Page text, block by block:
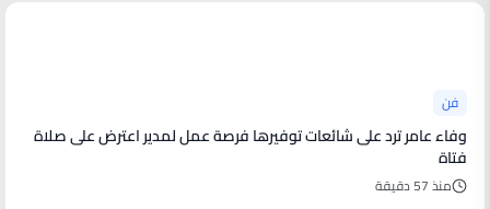
فن
وفاء عامر ترد على شائعات توفيرها فرصة عمل لمدير اعترض على صلاة
فتاة
منذ 57 دقيقة